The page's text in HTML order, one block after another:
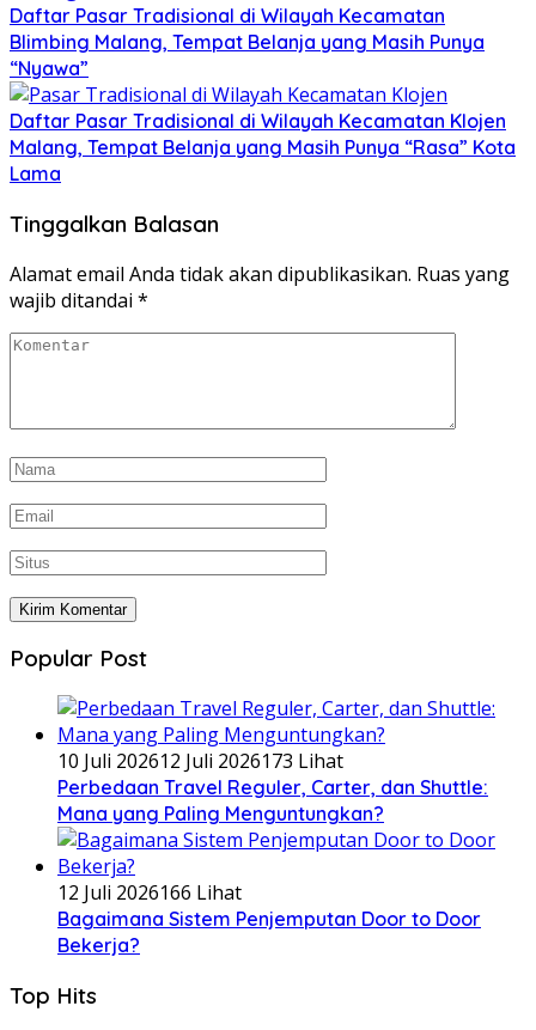
Daftar Pasar Tradisional di Wilayah Kecamatan
Blimbing Malang, Tempat Belanja yang Masih Punya
“Nyawa”
Daftar Pasar Tradisional di Wilayah Kecamatan Klojen
Malang, Tempat Belanja yang Masih Punya “Rasa” Kota
Lama
Tinggalkan Balasan
Alamat email Anda tidak akan dipublikasikan. Ruas yang
wajib ditandai *
Popular Post
10 Juli 202612 Juli 2026173 Lihat
Perbedaan Travel Reguler, Carter, dan Shuttle:
Mana yang Paling Menguntungkan?
12 Juli 2026166 Lihat
Bagaimana Sistem Penjemputan Door to Door
Bekerja?
Top Hits